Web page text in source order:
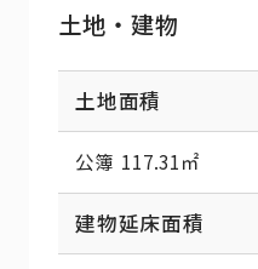
土地・建物
土地面積
公簿 117.31㎡
建物延床面積